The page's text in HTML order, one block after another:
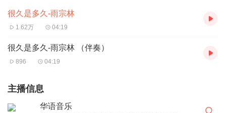
很久是多久-雨宗林
1.62万 04:19
很久是多久-雨宗林 （伴奏）
896 04:19
主播信息
华语音乐